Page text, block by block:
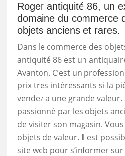
Roger antiquité 86, un
domaine du commerce
objets anciens et rares.
Dans le commerce des
antiquité 86 est un
Avanton. C’est un
prix très intéressants si la
vendez a une grande valeur.
passionné par les objets
de visiter son magasin.
objets de valeur. Il est
site web pour s’informer sur